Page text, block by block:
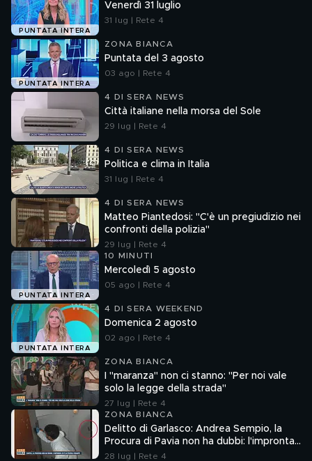
PUNTATA INTERA
Venerdì 31 luglio
31 lug | Rete 4
PUNTATA INTERA
ZONA BIANCA
Puntata del 3 agosto
03 ago | Rete 4
4 DI SERA NEWS
Città italiane nella morsa del Sole
29 lug | Rete 4
4 DI SERA NEWS
Politica e clima in Italia
31 lug | Rete 4
4 DI SERA NEWS
Matteo Piantedosi: "C'è un pregiudizio nei
confronti della polizia"
29 lug | Rete 4
PUNTATA INTERA
10 MINUTI
Mercoledì 5 agosto
05 ago | Rete 4
PUNTATA INTERA
4 DI SERA WEEKEND
Domenica 2 agosto
02 ago | Rete 4
ZONA BIANCA
I "maranza" non ci stanno: "Per noi vale
solo la legge della strada"
27 lug | Rete 4
ZONA BIANCA
Delitto di Garlasco: Andrea Sempio, la
Procura di Pavia non ha dubbi: l'impronta
33 è la pistola fumante
28 lug | Rete 4